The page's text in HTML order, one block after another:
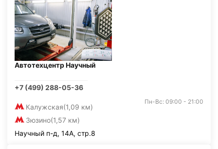
Автотехцентр Научный
+7 (499) 288-05-36
Калужская(1,09 км)
Зюзино(1,57 км)
Пн-Вс: 09:00 - 21:00
Научный п-д, 14А, стр.8